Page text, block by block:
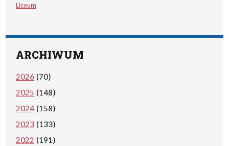
Liceum
ARCHIWUM
2026 (70)
2025 (148)
2024 (158)
2023 (133)
2022 (191)